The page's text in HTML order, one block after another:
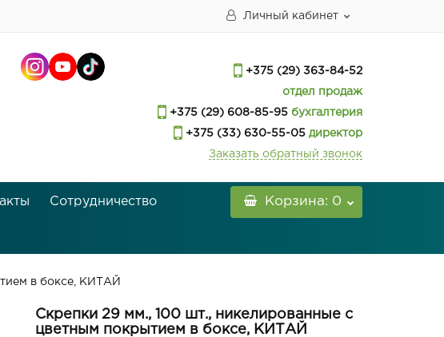
Личный кабинет
+375 (29) 363-84-52
отдел продаж
+375 (29) 608-85-95 бухгалтерия
+375 (33) 630-55-05 директор
Заказать обратный звонок
Сотрудничество Корзина: 0
в боксе, КИТАЙ
Скрепки 29 мм., 100 шт., никелированные с
цветным покрытием в боксе, КИТАЙ